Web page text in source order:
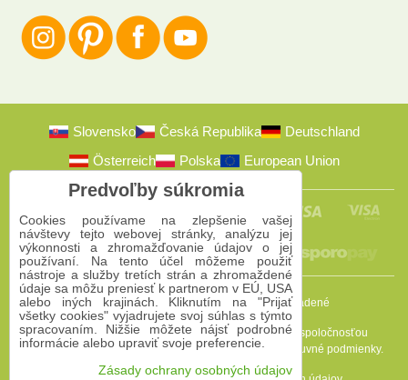
Slovensko Česká Republika
Deutschland
Österreich
Polska European Union
2009-2026 © Bomba s.r.o.Všetky práva vyhradené
Táto stránka je chránená programom reCAPTCHA a spoločnosťou
Google. PlatiaPravidlá ochrany osobných údajov Zmluvné podmienky.
Predvoľby súkromia
Cookies používame na zlepšenie vašej
návštevy tejto webovej stránky, analýzu jej
výkonnosti a zhromažďovanie údajov o jej
používaní. Na tento účel môžeme použiť
nástroje a služby tretích strán a zhromaždené
údaje sa môžu preniesť k partnerom v EÚ, USA
alebo iných krajinách. Kliknutím na "Prijať
všetky cookies" vyjadrujete svoj súhlas s týmto
spracovaním. Nižšie môžete nájsť podrobné
informácie alebo upraviť svoje preferencie.
Zásady ochrany osobných údajov